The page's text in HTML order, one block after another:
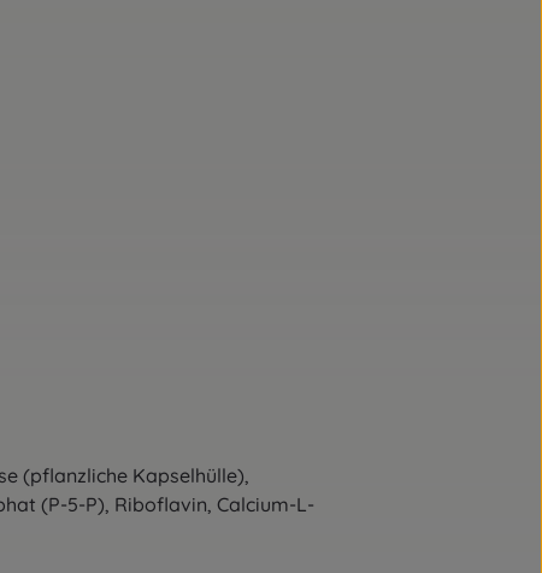
(pflanzliche Kapselhülle),
(P-5-P), Riboflavin, Calcium-L-